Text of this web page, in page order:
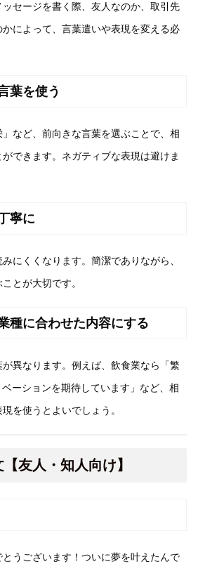
セージを書く際、友人なのか、取引先
によって、言葉遣いや表現を変える必
葉を使う
」など、前向きな言葉を選ぶことで、相
できます。ネガティブな表現は避けま
寧に
にくくなります。簡潔でありながら、
とが大切です。
種に合わせた内容にする
異なります。例えば、飲食業なら「繁
ーションを期待しています」など、相
を使うとよいでしょう。
友人・知人向け】
とうございます！ついに夢を叶えたんで